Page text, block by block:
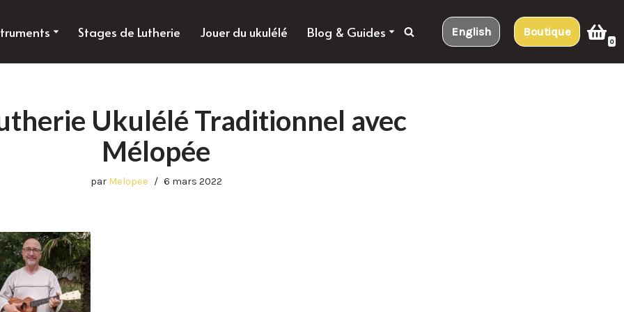
Stages de Lutherie Jouer du ukulélé Blog & Guides English Boutique
0
Ukulélé Traditionnel avec
Mélopée
par Melopee 6 mars 2022